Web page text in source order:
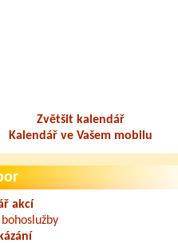
Zvětšit kalendář
Kalendář ve Vašem mobilu
akcí